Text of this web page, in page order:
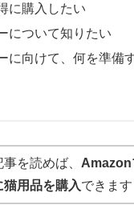
に購入したい
について知りたい
に向けて、何を準備
を読めば、 Amazon
猫用品を購入できます